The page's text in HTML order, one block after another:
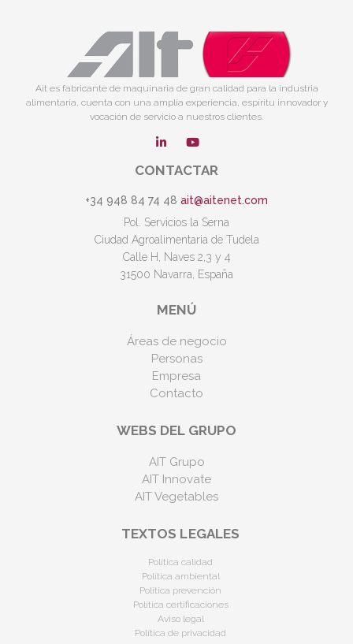
Ait es fabricante de maquinaria de gran calidad para la industria
alimentaria, cuenta con una amplia experiencia, espíritu innovador y
vocación de servicio a nuestros clientes.
CONTACTAR
+34 948 84 74 48 ait@aitenet.com
Pol. Servicios la Serna
Ciudad Agroalimentaria de Tudela
Calle H, Naves 2,3 y 4
31500 Navarra, España
MENÚ
Áreas de negocio
Personas
Empresa
Contacto
WEBS DEL GRUPO
AIT Grupo
AIT Innovate
AIT Vegetables
TEXTOS LEGALES
Política calidad
Política ambiental
Política prevención
Política certificaciones
Aviso legal
Política de privacidad